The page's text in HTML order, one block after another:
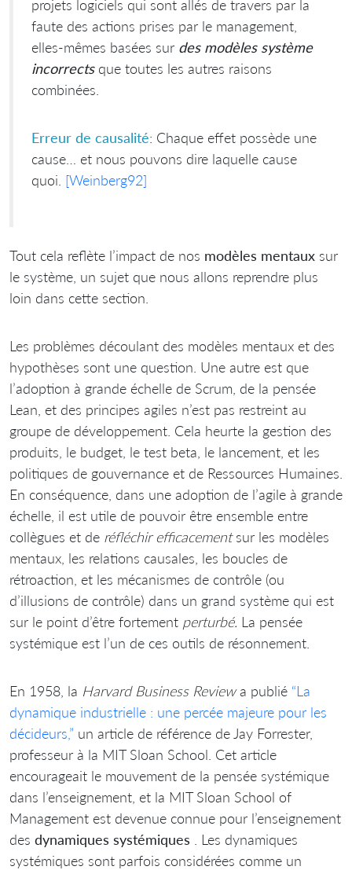
projets logiciels qui sont allés de travers par la
faute des actions prises par le management,
elles-mêmes basées sur des modèles système
incorrectsque toutes les autres raisons
combinées.
Erreur de causalité: Chaque effet possède une
cause… et nous pouvons dire laquelle cause
quoi. [Weinberg92]
Tout cela reflète l’impact de nos modèles mentaux sur
le système, un sujet que nous allons reprendre plus
loin dans cette section.
Les problèmes découlant des modèles mentaux et des
hypothèses sont une question. Une autre est que
l’adoption à grande échelle de Scrum, de la pensée
Lean, et des principes agiles n’est pas restreint au
groupe de développement. Cela heurte la gestion des
produits, le budget, le test beta, le lancement, et les
politiques de gouvernance et de Ressources Humaines.
En conséquence, dans une adoption de l’agile à grande
échelle, il est utile de pouvoir être ensemble entre
collègues et de réfléchir efficacementsur les modèles
mentaux, les relations causales, les boucles de
rétroaction, et les mécanismes de contrôle (ou
d’illusions de contrôle) dans un grand système qui est
sur le point d’être fortement perturbé. La pensée
systémique est l’un de ces outils de résonnement.
En 1958, la Harvard Business Reviewa publié “La
dynamique industrielle : une percée majeure pour les
décideurs,” un article de référence de Jay Forrester,
professeur à la MIT Sloan School. Cet article
encourageait le mouvement de la pensée systémique
dans l’enseignement, et la MIT Sloan School of
Management est devenue connue pour l’enseignement
des dynamiques systémiques . Les dynamiques
systémiques sont parfois considérées comme un